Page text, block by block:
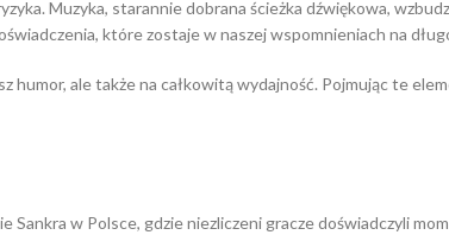
Muzyka, starannie dobrana ścieżka dźwiękowa,
które zostaje w naszej wspomnieniach na
ale także na całkowitą wydajność. Pojmując te
w Polsce, gdzie niezliczeni gracze doświadczyli